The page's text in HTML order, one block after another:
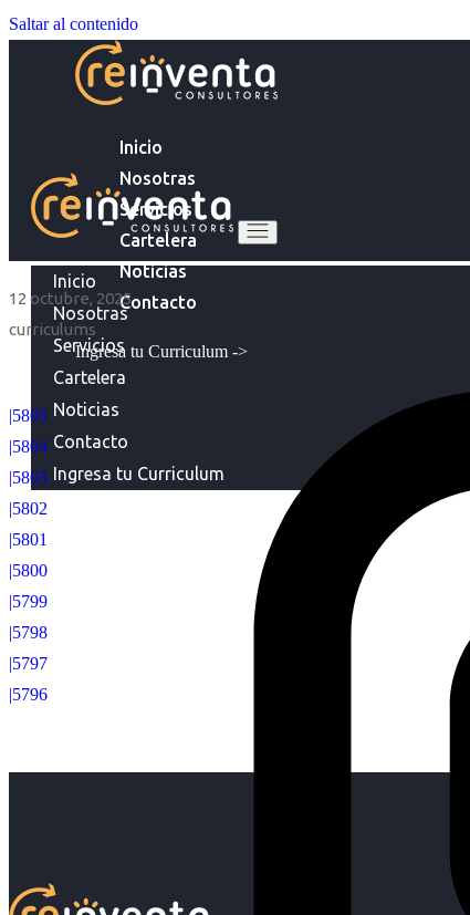
Saltar al contenido
Inicio
Nosotras
Servicios
Cartelera
Noticias
Contacto
Ingresa tu Curriculum ->
Inicio
Nosotras
Servicios
Cartelera
Noticias
Contacto
Ingresa tu Curriculum
12 octubre, 2025
curriculums
|5805
|5804
|5803
|5802
|5801
|5800
|5799
|5798
|5797
|5796